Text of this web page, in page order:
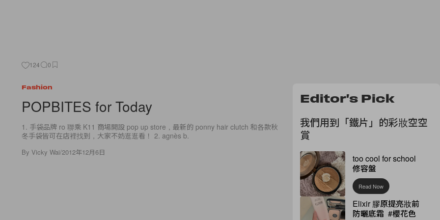
124 0
Fashion
POPBITES for Today
1. 手袋品牌 ro 聯乘 K11 商場開設 pop up store，最新的 ponny hair clutch 和各款秋
冬手袋皆可在店裡找到，大家不妨逛逛看！ 2. agnès b.
By Vicky Wai/2012年12月6日
Editor's Pick
我們用到「鐵片」的彩妝空空
賞
too cool for school
修容盤
Read Now
Elixir 膠原提亮妝前
防曬底霜 #櫻花色